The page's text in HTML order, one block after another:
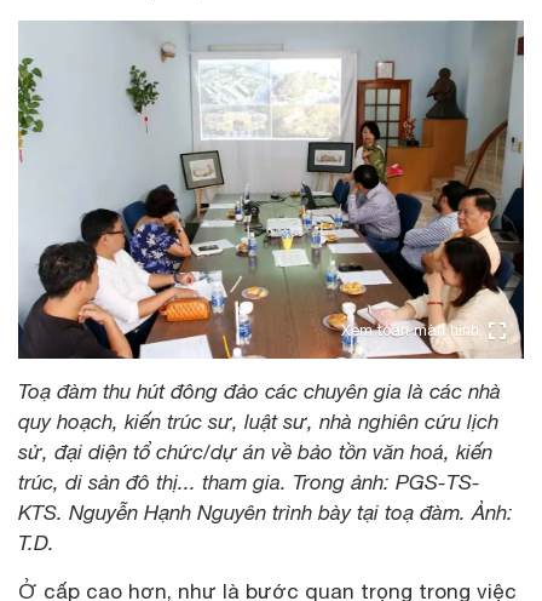
Xem toàn màn hình
Toạ đàm thu hút đông đảo các chuyên gia là các nhà
quy hoạch, kiến trúc sư, luật sư, nhà nghiên cứu lịch
sử, đại diện tổ chức/dự án về bảo tồn văn hoá, kiến
trúc, di sản đô thị... tham gia. Trong ảnh: PGS-TS-
KTS. Nguyễn Hạnh Nguyên trình bày tại toạ đàm. Ảnh:
T.D.
Ở cấp cao hơn, như là bước quan trọng trong việc